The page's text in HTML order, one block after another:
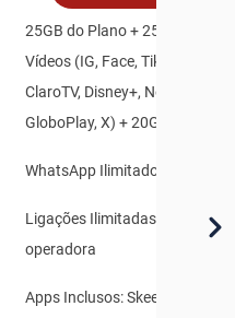
25GB do Plano + 25GB Redes
Vídeos (IG, Face, TikTok,
ClaroTV, Disney+, Netflix,
GloboPlay, X) + 20GB Bônus
WhatsApp Ilimitado
Ligações Ilimitadas para
operadora
Apps Inclusos: Skeelo, Claro